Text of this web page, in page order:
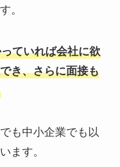
。
ていれば会社に欲
き、さらに面接も
も中小企業でも以
ます。